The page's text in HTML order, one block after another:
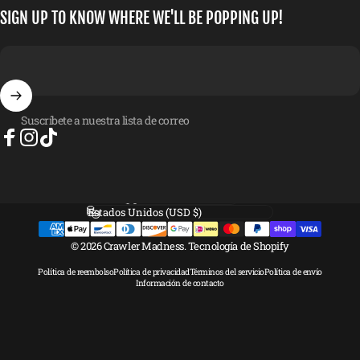
SIGN UP TO KNOW WHERE WE'LL BE POPPING UP!
Suscríbete a nuestra lista de correo
© 2026 Crawler Madness.Tecnología de Shopify
Política de reembolsoPolítica de privacidadTérminos del servicioPolítica de envío
Información de contacto
Idioma
País/región